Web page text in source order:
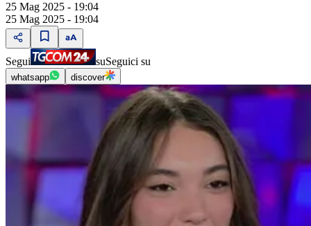
25 Mag 2025 - 19:04
25 Mag 2025 - 19:04
Segui suSeguici su
whatsapp discover